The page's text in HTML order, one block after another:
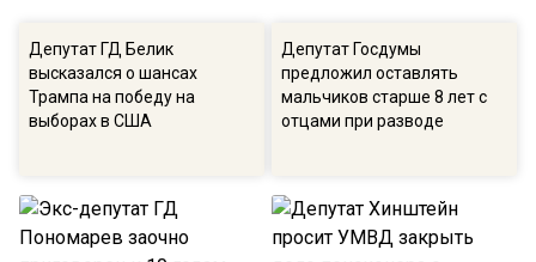
Депутат ГД Белик
высказался о шансах
Трампа на победу на
выборах в США
Депутат Госдумы
предложил оставлять
мальчиков старше 8 лет с
отцами при разводе